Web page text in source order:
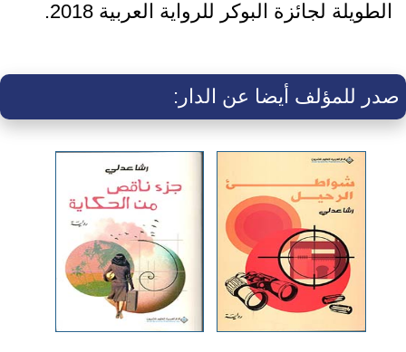
الطويلة لجائزة البوكر للرواية العربية 2018.
صدر للمؤلف أيضا عن الدار: